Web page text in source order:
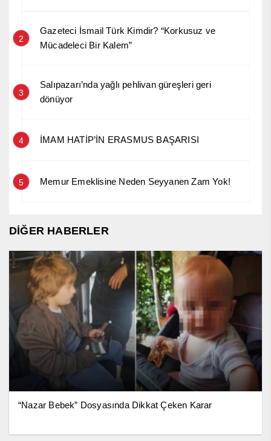
2
Gazeteci İsmail Türk Kimdir? “Korkusuz ve
Mücadeleci Bir Kalem”
3
Salıpazarı’nda yağlı pehlivan güreşleri geri
dönüyor
4 İMAM HATİP’İN ERASMUS BAŞARISI
5 Memur Emeklisine Neden Seyyanen Zam Yok!
DİĞER HABERLER
“Nazar Bebek” Dosyasında Dikkat Çeken Karar